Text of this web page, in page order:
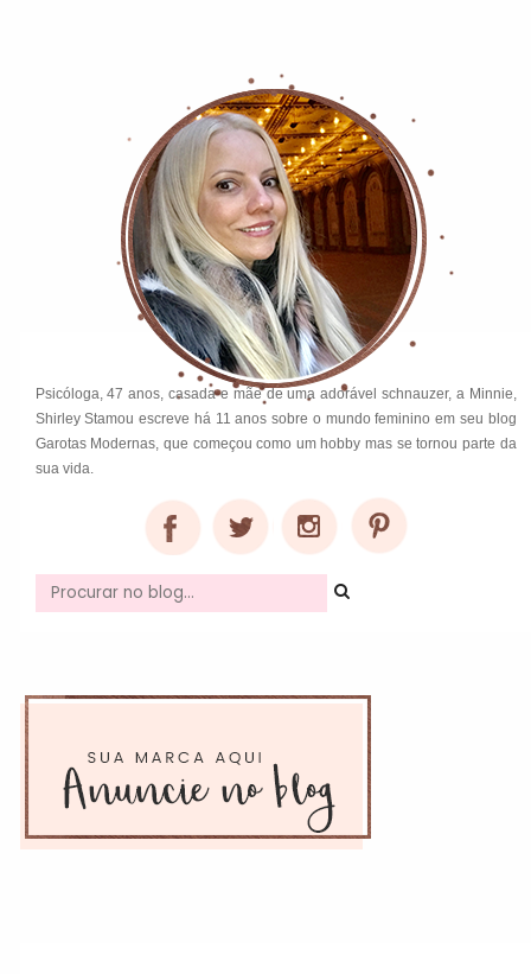
Psicóloga, 47 anos, casada e mãe de uma adorável schnauzer, a Minnie,
Shirley Stamou escreve há 11 anos sobre o mundo feminino em seu blog
Garotas Modernas, que começou como um hobby mas se tornou parte da
sua vida.